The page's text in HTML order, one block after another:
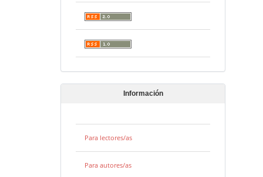
Información
Para lectores/as
Para autores/as